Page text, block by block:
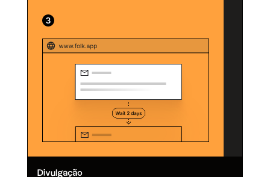
Divulgação